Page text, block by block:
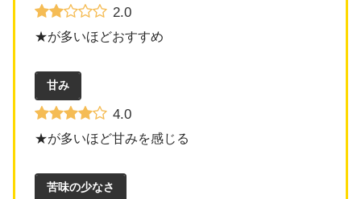
2.0
★が多いほどおすすめ
甘み
4.0
★が多いほど甘みを感じる
苦味の少なさ